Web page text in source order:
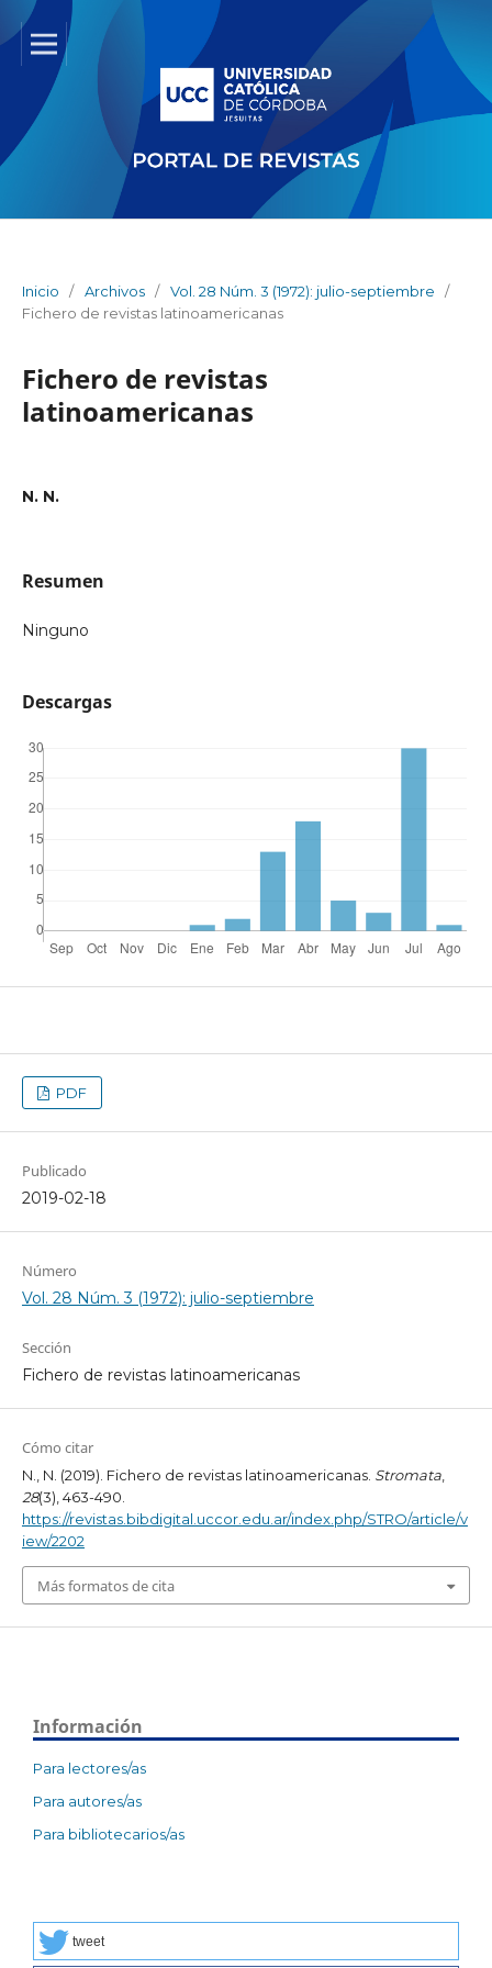
Inicio / Archivos / Vol. 28 Núm. 3 (1972): julio-septiembre
/
Fichero de revistas latinoamericanas
Fichero de revistas
latinoamericanas
N. N.
Resumen
Ninguno
Descargas
PDF
Publicado
2019-02-18
Número
Vol. 28 Núm. 3 (1972): julio-septiembre
Sección
Fichero de revistas latinoamericanas
Cómo citar
N., N. (2019). Fichero de revistas latinoamericanas. Stromata,
28(3), 463-490.
https://revistas.bibdigital.uccor.edu.ar/index.php/STRO/article/v
iew/2202
Más formatos de cita
Información
Para lectores/as
Para autores/as
Para bibliotecarios/as
tweet